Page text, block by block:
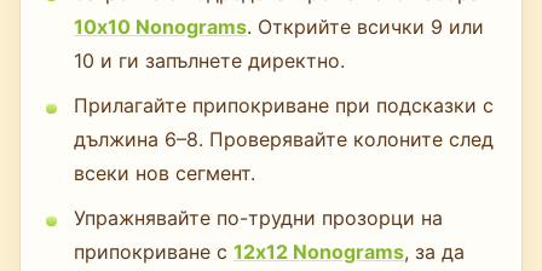
10x10 Nonograms. Открийте всички 9 или
10 и ги запълнете директно.
Прилагайте припокриване при подсказки с
дължина 6–8. Проверявайте колоните след
всеки нов сегмент.
Упражнявайте по-трудни прозорци на
припокриване с 12x12 Nonograms, за да